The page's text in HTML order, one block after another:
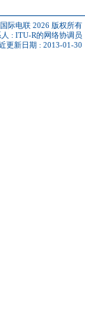
际电联 2026 版权所有
: ITU-R的网络协调员
更新日期 : 2013-01-30